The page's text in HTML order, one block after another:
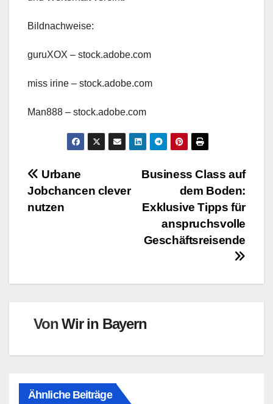
Bildnachweise:
guruXOX – stock.adobe.com
miss irine – stock.adobe.com
Man888 – stock.adobe.com
BeitragsnavigationBusiness Class auf
dem Boden:
Exklusive Tipps für
anspruchsvolle
Geschäftsreisende
Urbane
Jobchancen clever
nutzen
VonWir in Bayern
Ähnliche Beiträge